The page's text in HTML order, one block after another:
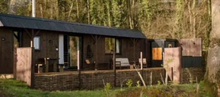
Maison Container/container House
Maison D'hôtes
Maison Et Appartement Vintage
On Décode La Déco
Petite Surface
Piscine Question De Style
Renovation
Revue De Week End
Tiny House